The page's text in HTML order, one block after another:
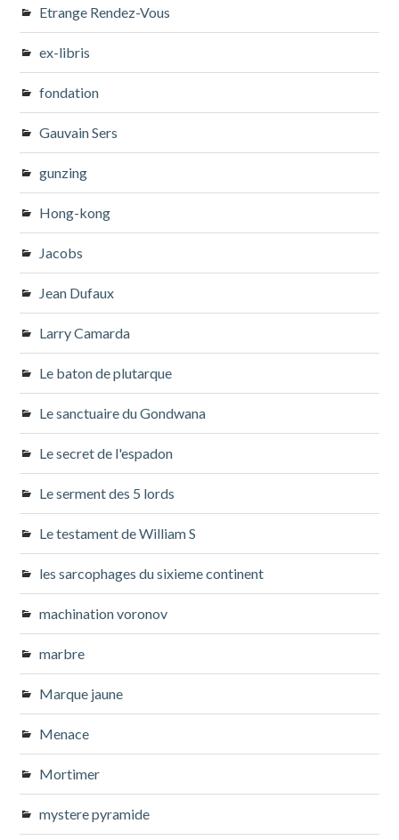
Etrange Rendez-Vous
ex-libris
fondation
Gauvain Sers
gunzing
Hong-kong
Jacobs
Jean Dufaux
Larry Camarda
Le baton de plutarque
Le sanctuaire du Gondwana
Le secret de l'espadon
Le serment des 5 lords
Le testament de William S
les sarcophages du sixieme continent
machination voronov
marbre
Marque jaune
Menace
Mortimer
mystere pyramide